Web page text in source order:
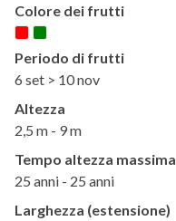
Colore dei frutti
Periodo di frutti
6 set > 10 nov
Altezza
2,5 m - 9 m
Tempo altezza massima
25 anni - 25 anni
Larghezza (estensione)